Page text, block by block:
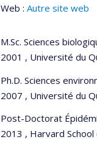
Web : Autre site web
M.Sc. Sciences
2001 , Université du
Ph.D. Sciences
2007 , Université du
Post-Doctorat
2013 , Harvard